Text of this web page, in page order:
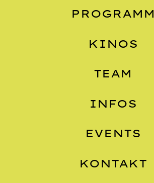
PROGRAMM
KINOS
TEAM
INFOS
EVENTS
KONTAKT